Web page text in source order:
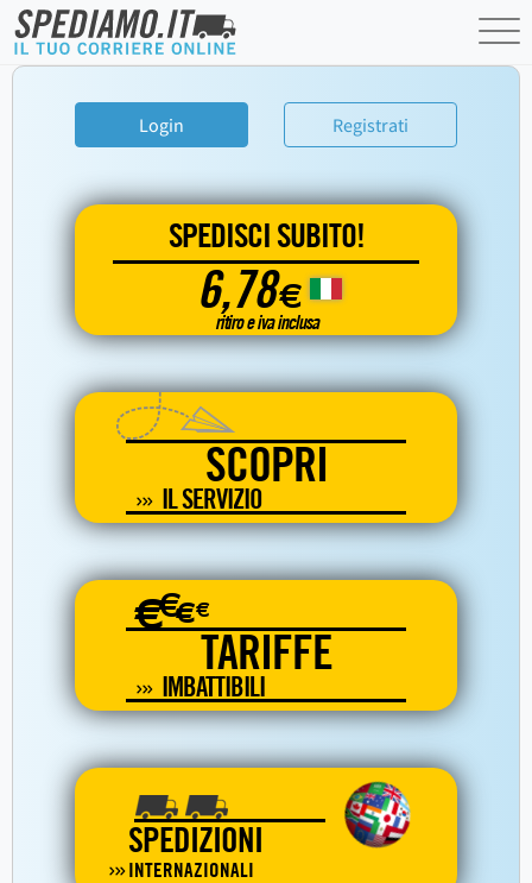
Login Registrati
SPEDISCI SUBITO!
6,78€
ritiro e iva inclusa
SCOPRI
IL SERVIZIO
€€€€
TARIFFE
IMBATTIBILI
SPEDIZIONI
INTERNAZIONALI